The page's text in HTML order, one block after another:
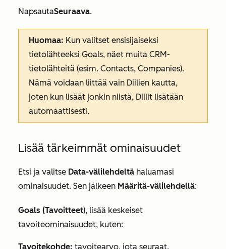
NapsautaSeuraava.
Huomaa: Kun valitset ensisijaiseksi
tietolähteeksi Goals, näet muita CRM-
tietolähteitä (esim. Contacts, Companies).
Nämä voidaan liittää vain Diilien kautta,
joten kun lisäät jonkin niistä, Diilit lisätään
automaattisesti.
Lisää tärkeimmät ominaisuudet
Etsi ja valitse Data-välilehdeltä haluamasi
ominaisuudet. Sen jälkeen Määritä-välilehdellä:
Goals (Tavoitteet), lisää keskeiset
tavoiteominaisuudet, kuten:
Tavoitekohde: tavoitearvo, jota seuraat.